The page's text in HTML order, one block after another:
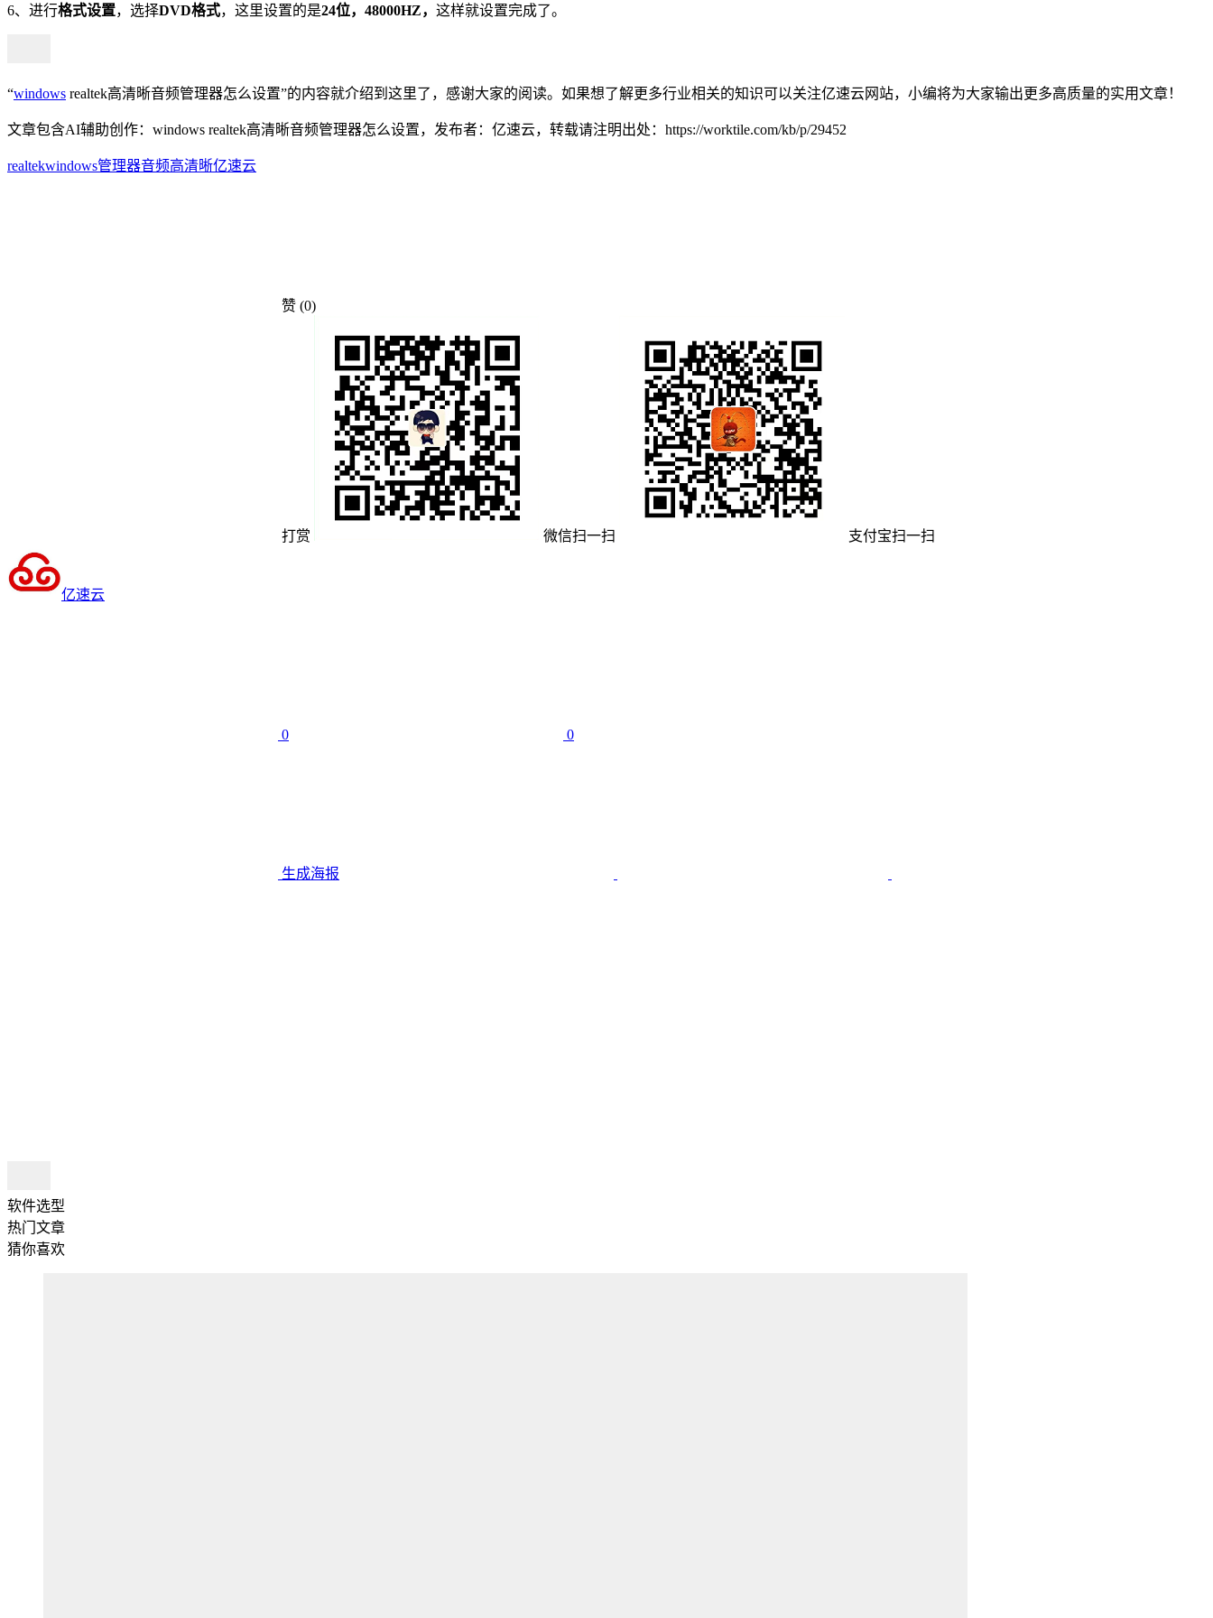
6、进行格式设置，选择DVD格式，这里设置的是24位，48000HZ， 这样就设置完成了。
“windows realtek高清晰音频管理器怎么设置”的内容就介绍到这里了，感谢大家的阅读。如果想了解更多行业相关的知识可以关注亿速云网站，小编将为大家输出更多高质量的实用文章！
文章包含AI辅助创作：windows realtek高清晰音频管理器怎么设置，发布者：亿速云，转载请注明出处： https://worktile.com/kb/p/29452
realtekwindows管理器音频高清晰亿速云
赞 (0)
打赏 微信扫一扫 支付宝扫一扫
亿速云
0 0
生成海报
软件选型
热门文章
猜你喜欢